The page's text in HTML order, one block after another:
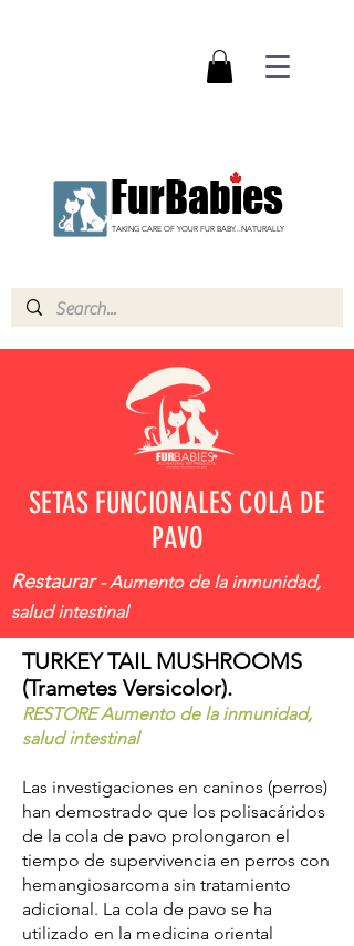
TAKING CARE OF YOUR FUR BABY...NATURALLY
FurBabies
SETAS FUNCIONALES COLA DE
PAVO
Restaurar - Aumento de la inmunidad,
salud intestinal
TURKEY TAIL MUSHROOMS
(Trametes Versicolor).
RESTORE Aumento de la inmunidad,
salud intestinal
Las investigaciones en caninos (perros)
han demostrado que los polisacáridos
de la cola de pavo prolongaron el
tiempo de supervivencia en perros con
hemangiosarcoma sin tratamiento
adicional. La cola de pavo se ha
utilizado en la medicina oriental